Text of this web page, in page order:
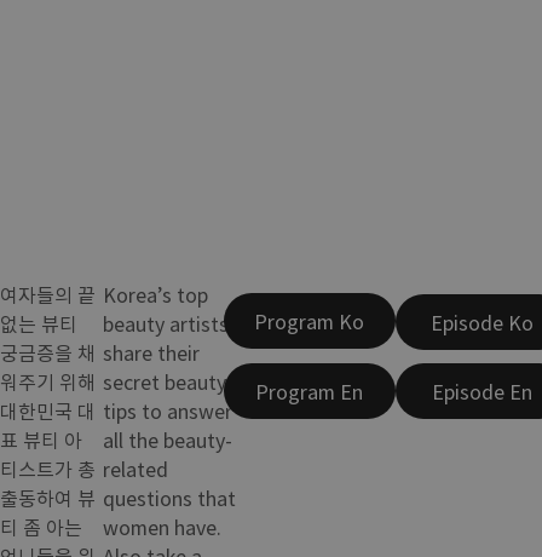
여자들의 끝
없는 뷰티
궁금증을 채
워주기 위해
대한민국 대
표 뷰티 아
티스트가 총
출동하여 뷰
티 좀 아는
Korea’s top
beauty artists
share their
secret beauty
tips to answer
all the beauty-
related
questions that
women have.
Program Ko
Program En
Episode Ko
Episode En